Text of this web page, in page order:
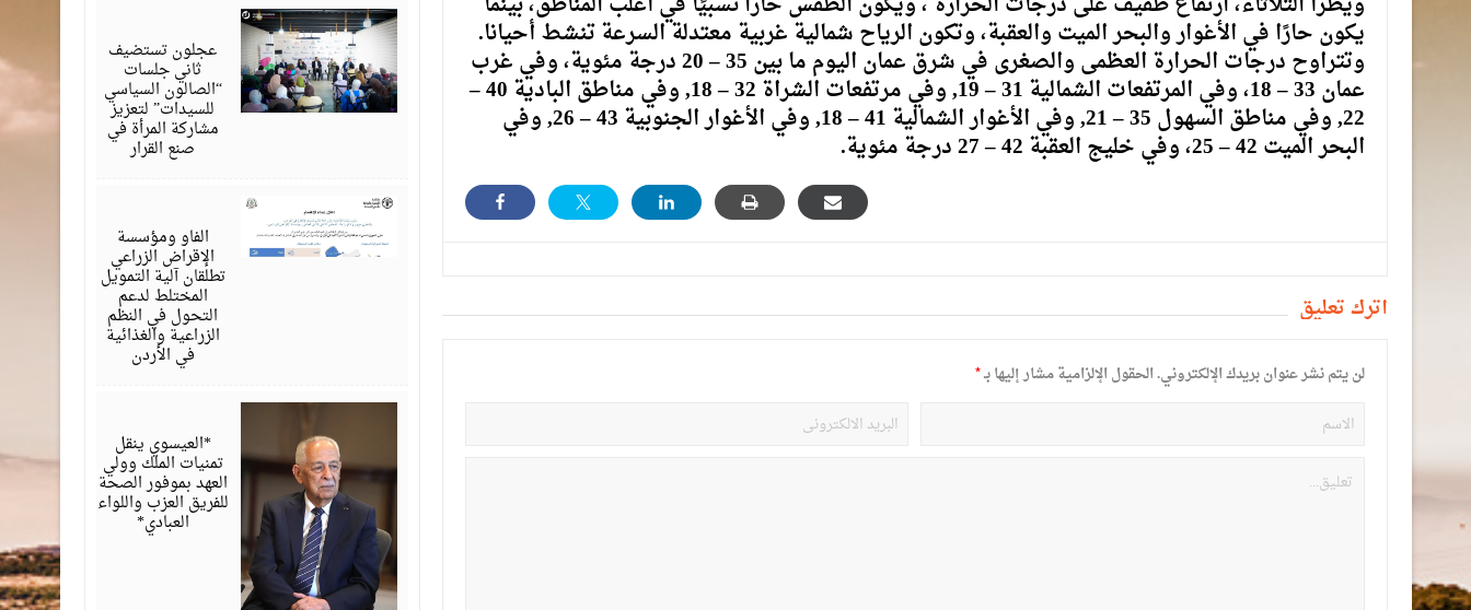
يكون حارًا في الأغوار والبحر الميت والعقبة، وتكون الرياح شمالية غربية معتدلة السرعة تنشط أحيانا.
وتتراوح درجات الحرارة العظمى والصغرى في شرق عمان اليوم ما بين 35 – 20 درجة مئوية، وفي غرب
عمان 33 – 18، وفي المرتفعات الشمالية 31 – 19, وفي مرتفعات الشراة 32 – 18, وفي مناطق البادية 40 –
22, وفي مناطق السهول 35 – 21, وفي الأغوار الشمالية 41 – 18, وفي الأغوار الجنوبية 43 – 26, وفي
البحر الميت 42 – 25، وفي خليج العقبة 42 – 27 درجة مئوية.
أترك تعليق
لن يتم نشر عنوان بريدك الإلكتروني.الحقول الإلزامية مشار إليها بـ*
عجلون تستضيف
ثاني جلسات
“الصالون السياسي
للسيدات” لتعزيز
مشاركة المرأة في
صنع القرار
الفاو ومؤسسة
الإقراض الزراعي
تطلقان آلية التمويل
المختلط لدعم
التحول في النظم
الزراعية والغذائية
في الأردن
*العيسوي ينقل
تمنيات الملك وولي
العهد بموفور الصحة
للفريق العزب واللواء
العبادي*